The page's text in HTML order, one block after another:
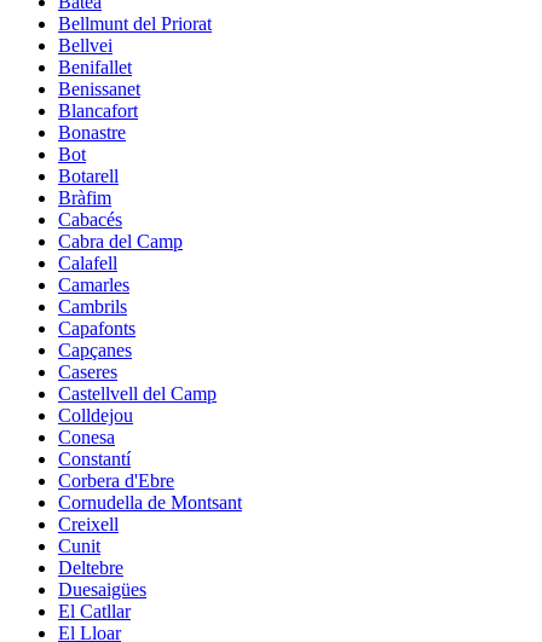
Bellmunt del Priorat
Bellvei
Benifallet
Benissanet
Blancafort
Bonastre
Bot
Botarell
Bràfim
Cabacés
Cabra del Camp
Calafell
Camarles
Cambrils
Capafonts
Capçanes
Caseres
Castellvell del Camp
Colldejou
Conesa
Constantí
Corbera d'Ebre
Cornudella de Montsant
Creixell
Cunit
Deltebre
Duesaigües
El Catllar
El Lloar